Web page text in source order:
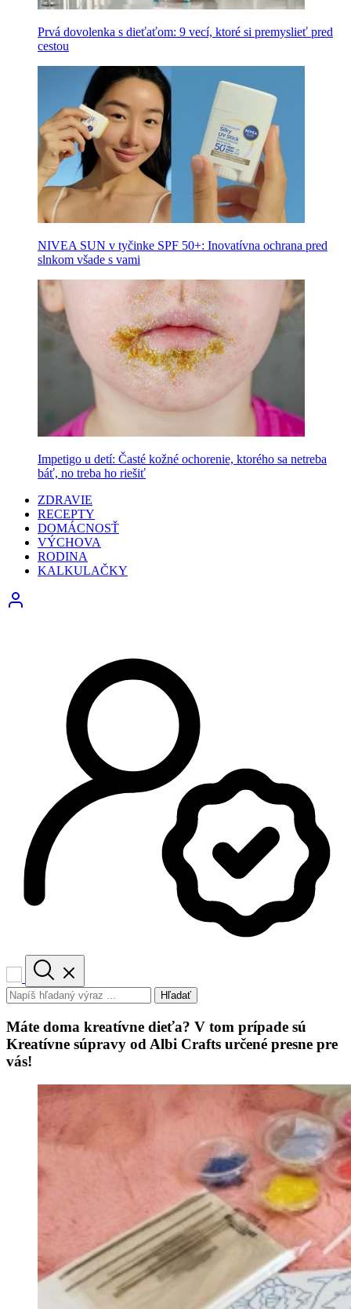
Prvá dovolenka s dieťaťom: 9 vecí, ktoré si premyslieť pred
cestou
NIVEA SUN v tyčinke SPF 50+: Inovatívna ochrana pred
slnkom všade s vami
Impetigo u detí: Časté kožné ochorenie, ktorého sa netreba
báť, no treba ho riešiť
ZDRAVIE
RECEPTY
DOMÁCNOSŤ
VÝCHOVA
RODINA
KALKULAČKY
Hľadať
Máte doma kreatívne dieťa? V tom prípade sú
Kreatívne súpravy od Albi Crafts určené presne pre
vás!